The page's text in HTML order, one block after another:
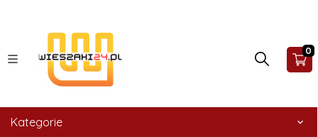
0
Kategorie